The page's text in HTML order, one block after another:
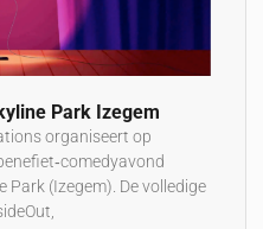
Park Izegem
organiseert op
Park (Izegem). De volledige